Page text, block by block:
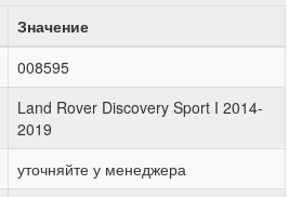
Значение
008595
Land Rover Discovery Sport I 2014-
2019
уточняйте у менеджера